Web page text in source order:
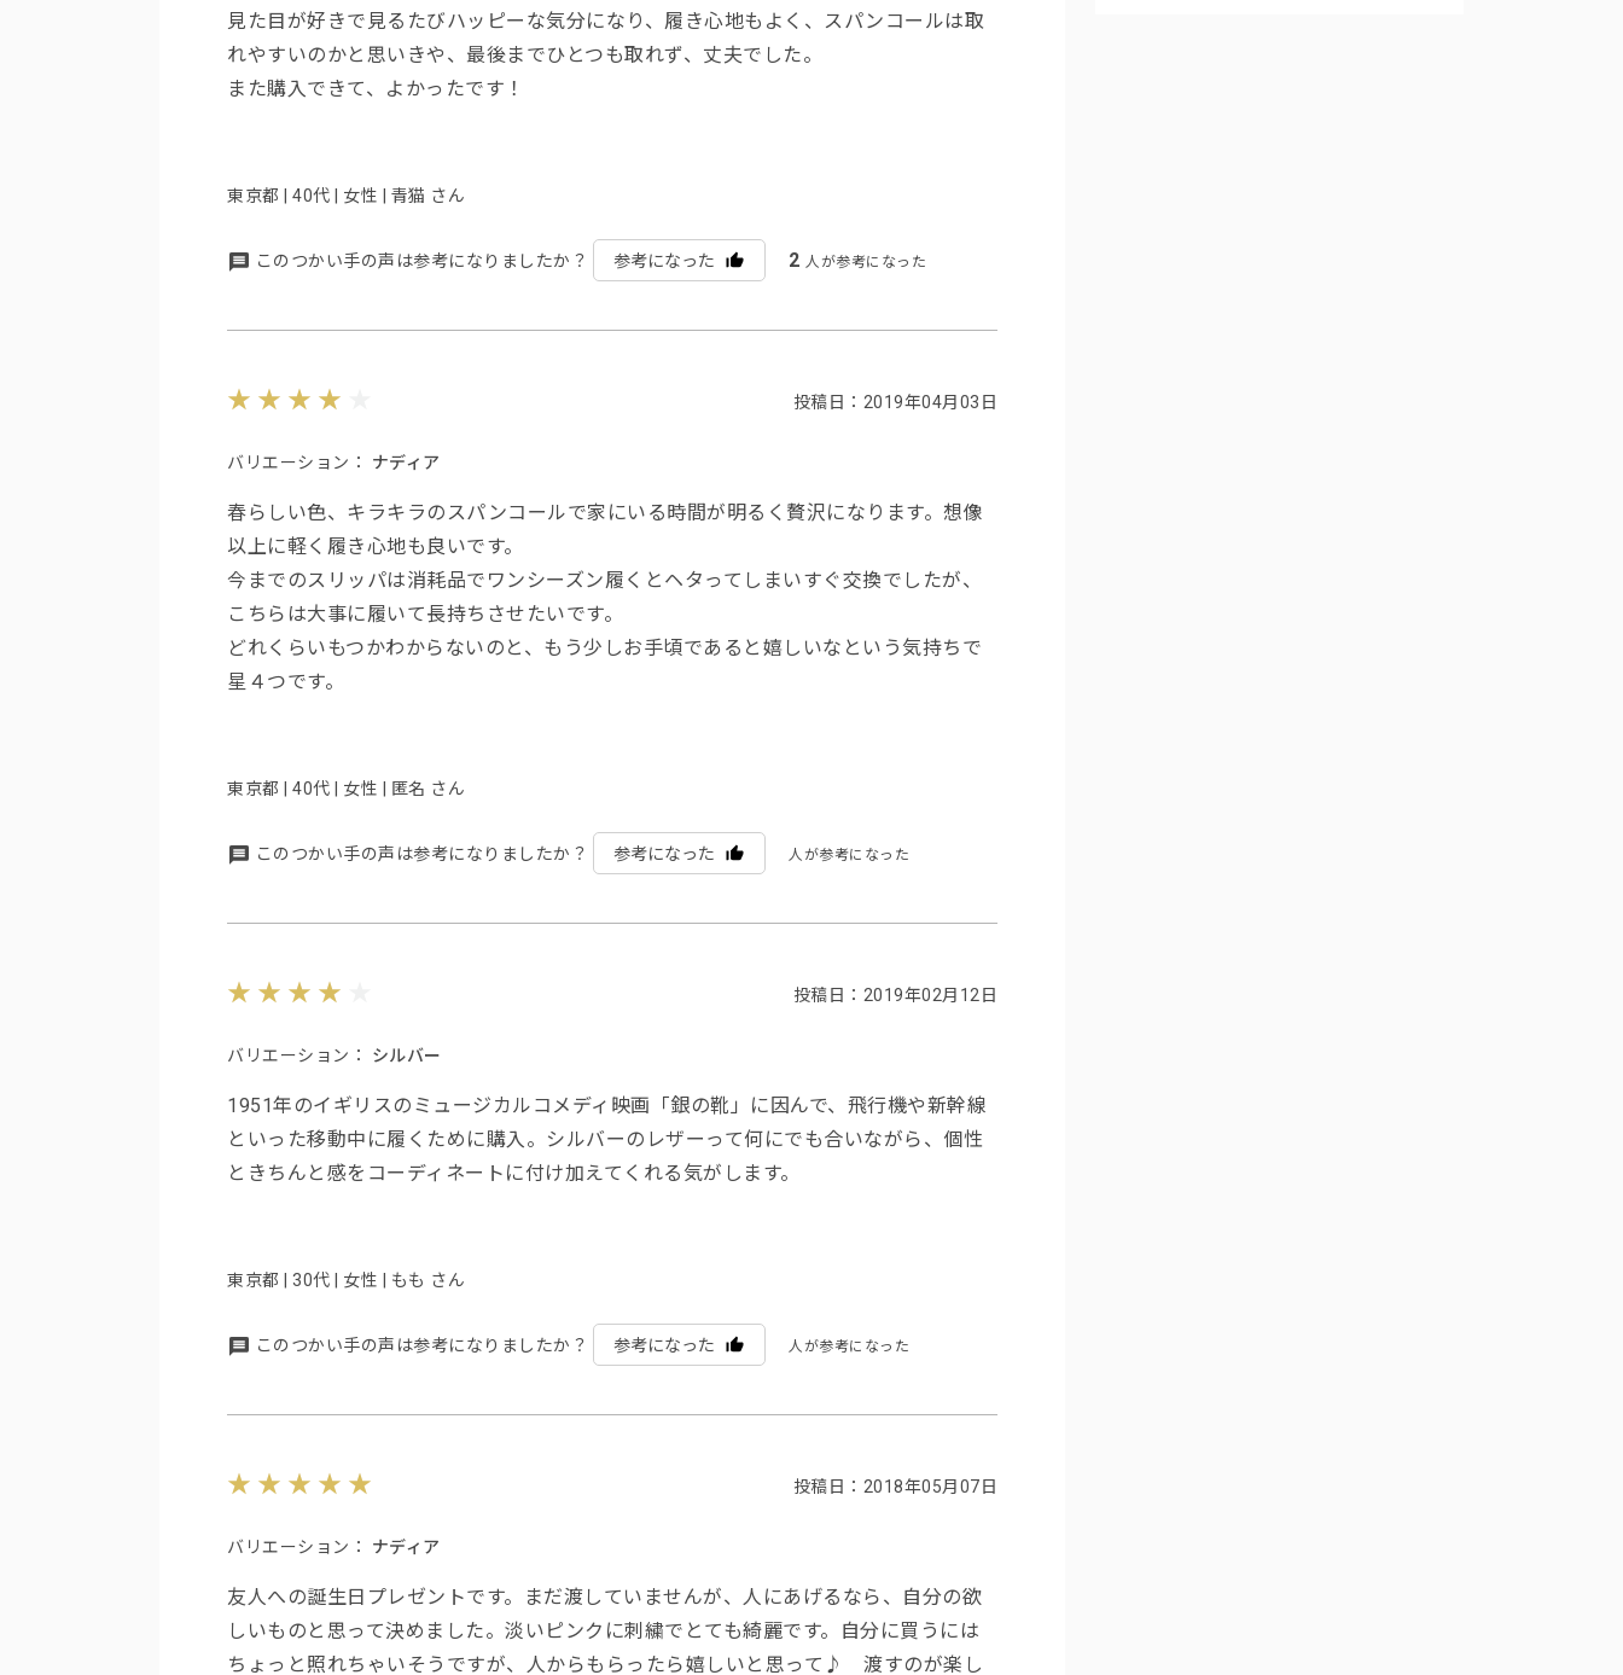
見た目が好きで見るたびハッピーな気分になり、履き心地もよく、スパンコールは取
れやすいのかと思いきや、最後までひとつも取れず、丈夫でした。
また購入できて、よかったです！
東京都 | 40代 | 女性 | 青猫 さん
このつかい手の声は参考になりましたか？ 参考になった 2 人が参考になった
投稿日：2019年04月03日
バリエーション： ナディア
春らしい色、キラキラのスパンコールで家にいる時間が明るく贅沢になります。想像
以上に軽く履き心地も良いです。
今までのスリッパは消耗品でワンシーズン履くとヘタってしまいすぐ交換でしたが、
こちらは大事に履いて長持ちさせたいです。
どれくらいもつかわからないのと、もう少しお手頃であると嬉しいなという気持ちで
星４つです。
東京都 | 40代 | 女性 | 匿名 さん
このつかい手の声は参考になりましたか？ 参考になった 人が参考になった
投稿日：2019年02月12日
バリエーション： シルバー
1951年のイギリスのミュージカルコメディ映画「銀の靴」に因んで、飛行機や新幹線
といった移動中に履くために購入。シルバーのレザーって何にでも合いながら、個性
ときちんと感をコーディネートに付け加えてくれる気がします。
東京都 | 30代 | 女性 | もも さん
このつかい手の声は参考になりましたか？ 参考になった 人が参考になった
投稿日：2018年05月07日
バリエーション： ナディア
友人への誕生日プレゼントです。まだ渡していませんが、人にあげるなら、自分の欲
しいものと思って決めました。淡いピンクに刺繍でとても綺麗です。自分に買うには
ちょっと照れちゃいそうですが、人からもらったら嬉しいと思って♪ 渡すのが楽し